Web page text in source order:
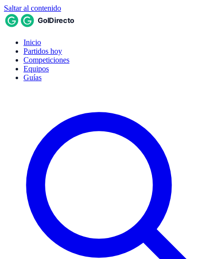
Saltar al contenido
Inicio
Partidos hoy
Competiciones
Equipos
Guías